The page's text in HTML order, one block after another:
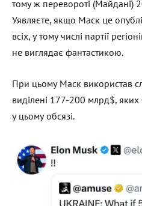
тому ж перевороті (Майдані)
Уявляєте, якщо Маск це
всіх, у тому числі партії
не виглядає фантастикою.
При цьому Маск використав
виділені 177-200 млрд$,
у цьому обсязі.